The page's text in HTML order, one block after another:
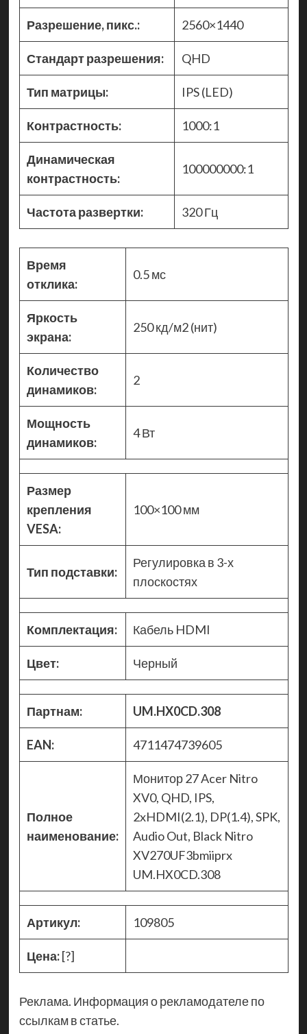
Разрешение, пикс.: 2560×1440
Стандарт разрешения: QHD
Тип матрицы: IPS (LED)
Контрастность: 1000:1
Динамическая
контрастность:
100000000:1
Частота развертки: 320 Гц
Время
отклика:
0.5 мс
Яркость
экрана:
250 кд/м2 (нит)
Количество
динамиков:
2
Мощность
динамиков:
4 Вт
Размер
крепления
VESA:
100×100 мм
Тип подставки:
Регулировка в 3-х
плоскостях
Комплектация: Кабель HDMI
Цвет: Черный
Партнам: UM.HX0CD.308
EAN: 4711474739605
Полное
наименование:
Монитор 27 Acer Nitro
XV0, QHD, IPS,
2xHDMI(2.1), DP(1.4), SPK,
Audio Out, Black Nitro
XV270UF3bmiiprx
UM.HX0CD.308
Артикул: 109805
Цена:[?]
Реклама. Информация о рекламодателе по
ссылкам в статье.